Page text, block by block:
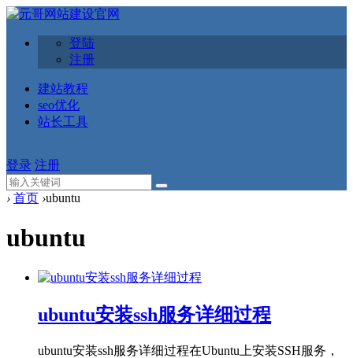
登陆
注册
建站教程
seo优化
站长工具
登录 注册
› 首页 ›ubuntu
ubuntu
ubuntu安装ssh服务详细过程
ubuntu安装ssh服务详细过程在Ubuntu上安装SSH服务，